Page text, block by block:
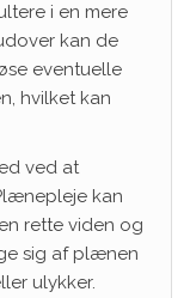
i en mere
kan de
eventuelle
hvilket kan
ved at
kan
rette viden og
sig af plænen
ulykker.